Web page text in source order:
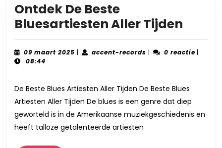
Ontdek De Beste
Bluesartiesten Aller Tijden
De
Beste
Aller
Tijden
09 maart 2025 09
| accent-records accent-
| 0 reactie |
08:44
De Beste Blues Artiesten Aller Tijden De Beste Blues
Artiesten Aller Tijden De blues is een genre dat diep
geworteld is in de Amerikaanse muziekgeschiedenis en
heeft talloze getalenteerde artiesten